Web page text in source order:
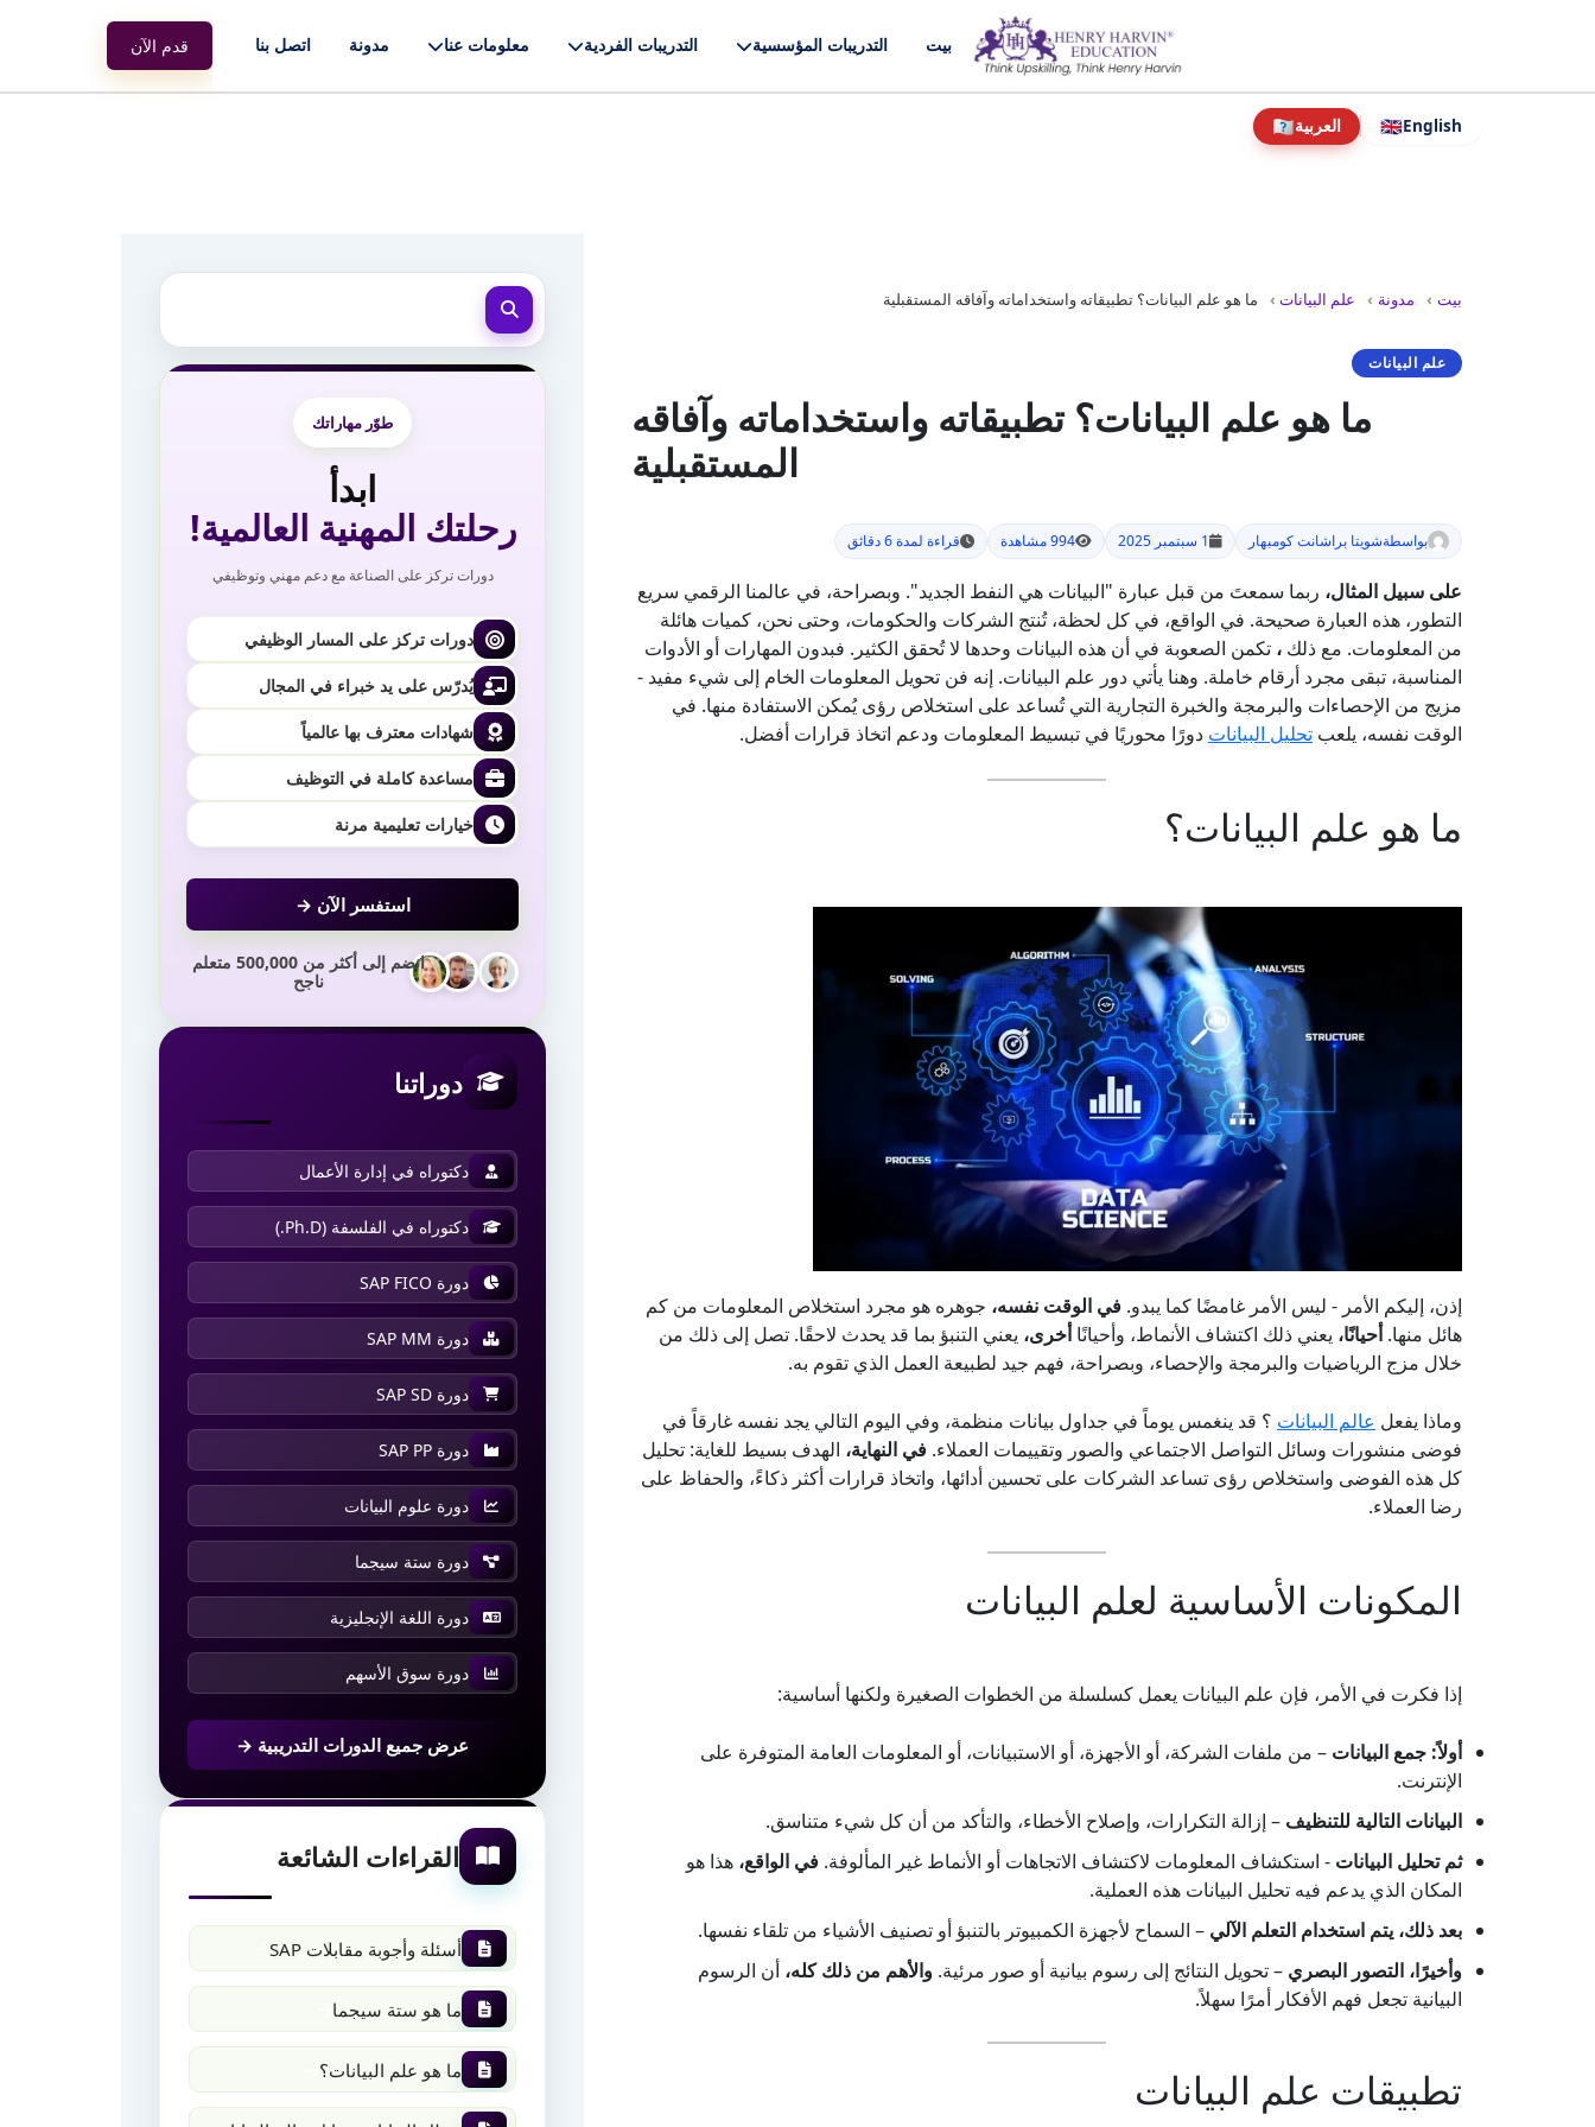
بيت التدريبات المؤسسية التدريبات الفردية معلومات عنا مدونة اتصل بنا قدم الآن
🇦🇦العربية 🇬🇧English
بيت مدونة علم البيانات ما هو علم البيانات؟ تطبيقاته واستخداماته وآفاقه المستقبلية
علم البيانات
ما هو علم البيانات؟ تطبيقاته واستخداماته وآفاقه
المستقبلية
بواسطةشويتا براشانت كومبهار 1 سبتمبر 2025 994 مشاهدة قراءة لمدة 6 دقائق
على سبيل المثال، ربما سمعتَ من قبل عبارة "البيانات هي النفط الجديد". وبصراحة، في عالمنا الرقمي سريع
التطور، هذه العبارة صحيحة. في الواقع، في كل لحظة، تُنتج الشركات والحكومات، وحتى نحن، كميات هائلة
من المعلومات. مع ذلك ، تكمن الصعوبة في أن هذه البيانات وحدها لا تُحقق الكثير. فبدون المهارات أو الأدوات
المناسبة، تبقى مجرد أرقام خاملة. وهنا يأتي دور علم البيانات. إنه فن تحويل المعلومات الخام إلى شيء مفيد -
مزيج من الإحصاءات والبرمجة والخبرة التجارية التي تُساعد على استخلاص رؤى يُمكن الاستفادة منها. في
الوقت نفسه، يلعب تحليل البيانات دورًا محوريًا في تبسيط المعلومات ودعم اتخاذ قرارات أفضل.
ما هو علم البيانات؟
إذن، إليكم الأمر - ليس الأمر غامضًا كما يبدو. في الوقت نفسه، جوهره هو مجرد استخلاص المعلومات من كم
هائل منها.أحيانًا، يعني ذلك اكتشاف الأنماط، وأحيانًاأخرى، يعني التنبؤ بما قد يحدث لاحقًا. تصل إلى ذلك من
خلال مزج الرياضيات والبرمجة والإحصاء، وبصراحة، فهم جيد لطبيعة العمل الذي تقوم به.
وماذا يفعل عالم البيانات ؟ قد ينغمس يوماً في جداول بيانات منظمة، وفي اليوم التالي يجد نفسه غارقاً في
فوضى منشورات وسائل التواصل الاجتماعي والصور وتقييمات العملاء. في النهاية، الهدف بسيط للغاية: تحليل
كل هذه الفوضى واستخلاص رؤى تساعد الشركات على تحسين أدائها، واتخاذ قرارات أكثر ذكاءً، والحفاظ على
رضا العملاء.
المكونات الأساسية لعلم البيانات
إذا فكرت في الأمر، فإن علم البيانات يعمل كسلسلة من الخطوات الصغيرة ولكنها أساسية:
أولاً: جمع البيانات – من ملفات الشركة، أو الأجهزة، أو الاستبيانات، أو المعلومات العامة المتوفرة على
الإنترنت.
البيانات التالية للتنظيف – إزالة التكرارات، وإصلاح الأخطاء، والتأكد من أن كل شيء متناسق.
ثمتحليل البيانات - استكشاف المعلومات لاكتشاف الاتجاهات أو الأنماط غير المألوفة. في الواقع، هذا هو
المكان الذي يدعم فيه تحليل البيانات هذه العملية.
بعد ذلك، يتم استخدام التعلم الآلي – السماح لأجهزة الكمبيوتر بالتنبؤ أو تصنيف الأشياء من تلقاء نفسها.
وأخيرًا، التصور البصري – تحويل النتائج إلى رسوم بيانية أو صور مرئية. والأهم من ذلك كله، أن الرسوم
البيانية تجعل فهم الأفكار أمرًا سهلاً.
تطبيقات علم البيانات
طوّر مهاراتك
ابدأ
رحلتك المهنية العالمية!
دورات تركز على الصناعة مع دعم مهني وتوظيفي
دورات تركز على المسار الوظيفي
يُدرّس على يد خبراء في المجال
شهادات معترف بها عالمياً
مساعدة كاملة في التوظيف
خيارات تعليمية مرنة
استفسر الآن →
انضم إلى أكثر من 500,000 متعلم
ناجح
دوراتنا
دكتوراه في إدارة الأعمال
دكتوراه في الفلسفة (Ph.D.)
دورة SAP FICO
دورة SAP MM
دورة SAP SD
دورة SAP PP
دورة علوم البيانات
دورة ستة سيجما
دورة اللغة الإنجليزية
دورة سوق الأسهم
عرض جميع الدورات التدريبية →
القراءات الشائعة
أسئلة وأجوبة مقابلات SAP
ما هو ستة سيجما
ما هو علم البيانات؟